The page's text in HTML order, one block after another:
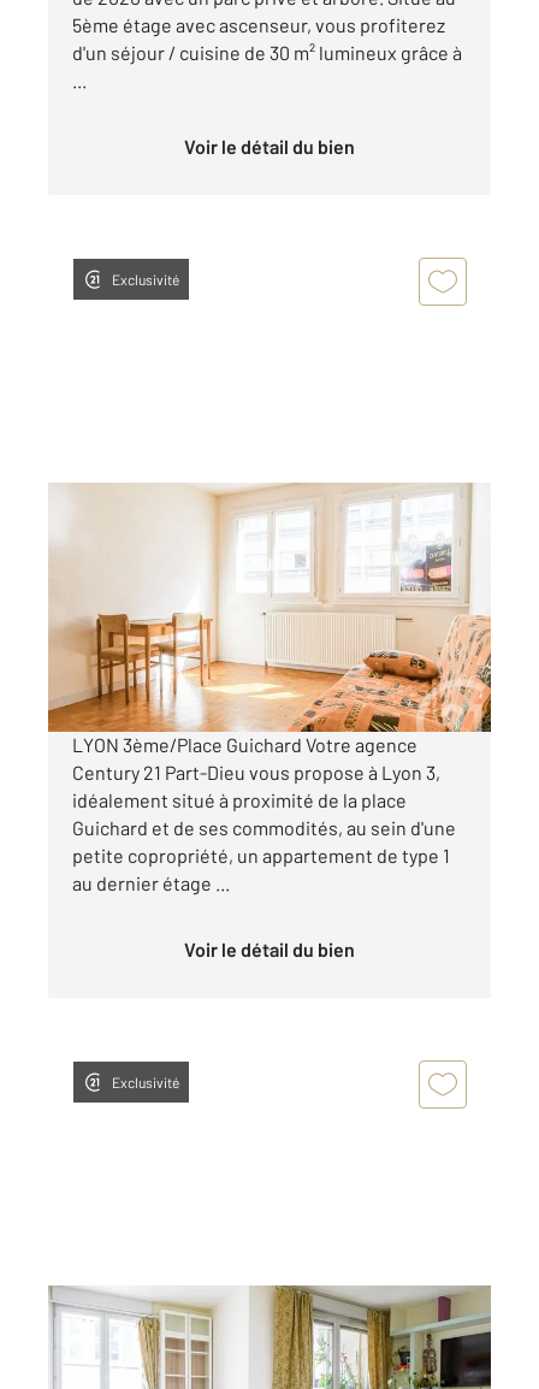
5ème étage avec ascenseur, vous profiterez
d'un séjour / cuisine de 30 m² lumineux grâce à
Voir le détail du bien
Exclusivité
Appartement T1 à vendre
175 000 €
Visiter le site dédié
LYON 3ème/Place Guichard Votre agence
Century 21 Part-Dieu vous propose à Lyon 3,
idéalement situé à proximité de la place
Guichard et de ses commodités, au sein d'une
petite copropriété, un appartement de type 1
au dernier étage ...
Voir le détail du bien
Exclusivité
LYON 69003
, 3 pièces
Ref : 134659